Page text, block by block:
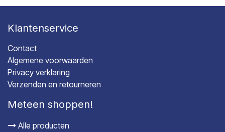
Klantenservice
Contact
Algemene voorwaarden
Privacy verklaring
Verzenden en retourneren
Meteen shoppen!
Alle producten